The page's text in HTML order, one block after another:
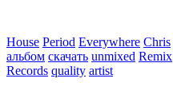
House Period Everywhere Chris
альбом скачать unmixed Remix
Records quality artist